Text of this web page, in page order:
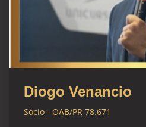
Diogo Venancio
Sócio - OAB/PR 78.671